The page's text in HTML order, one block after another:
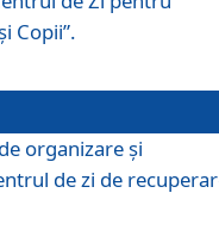
Copii”.
organizare şi
de zi de